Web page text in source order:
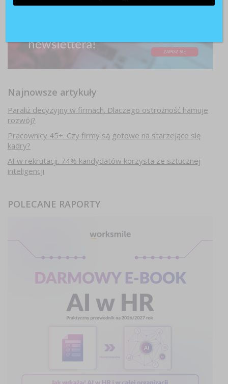
Najnowsze artykuły
Paraliż decyzyjny w firmach. Dlaczego ostrożność hamuje
rozwój?
Pracownicy 45+. Czy firmy są gotowe na starzejące się
kadry?
AI w rekrutacji. 74% kandydatów korzysta ze sztucznej
inteligencji
POLECANE RAPORTY